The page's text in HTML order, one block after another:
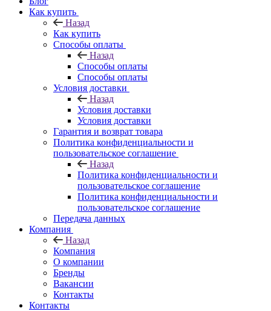
Как купить
Назад
Как купить
Способы оплаты
Назад
Способы оплаты
Способы оплаты
Условия доставки
Назад
Условия доставки
Условия доставки
Гарантия и возврат товара
Политика конфиденциальности и
пользовательское соглашение
Назад
Политика конфиденциальности и
пользовательское соглашение
Политика конфиденциальности и
пользовательское соглашение
Передача данных
Компания
Назад
Компания
О компании
Бренды
Вакансии
Контакты
Контакты